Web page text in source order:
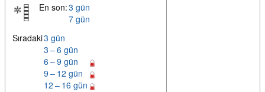
En son:3 gün
7 gün
Sıradaki3 gün
3 – 6 gün
6 – 9 gün
9 – 12 gün
12 – 16 gün